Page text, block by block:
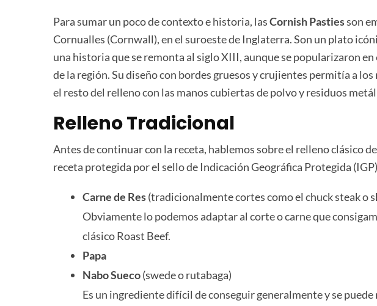
Para sumar un poco de contexto e historia, lasCornish Pastiesson
Cornualles (Cornwall), en el suroeste de Inglaterra. Son un plato
una historia que se remonta al siglo XIII, aunque se popularizaron
de la región. Su diseño con bordes gruesos y crujientes permitía a
el resto del relleno con las manos cubiertas de polvo y residuos
Relleno Tradicional
Antes de continuar con la receta, hablemos sobre el relleno clásico
receta protegida por el sello de Indicación Geográfica Protegida
Carne de Res(tradicionalmente cortes como el chuck steak o
Obviamente lo podemos adaptar al corte o carne que
clásico Roast Beef.
Papa
Nabo Sueco(swede o rutabaga)
Es un ingrediente difícil de conseguir generalmente y se